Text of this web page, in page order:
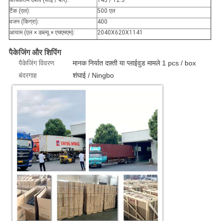
टैंक (एल):
500 एल
वजन (किग्रा):
400
आयाम (एल × डब्ल्यू × एचएमएम): 2040X620X1141
पैकेजिंग और शिपिंग
पैकेजिंग विवरण
मानक निर्यात दफ़्ती या प्लाईवुड मामले 1 pcs / box
बंदरगाह
शंघाई / Ningbo